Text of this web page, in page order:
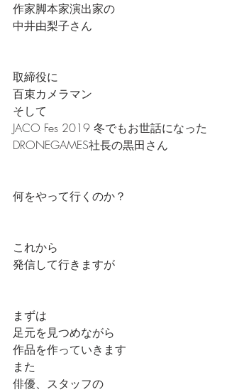
作家脚本家演出家の
中井由梨子さん
取締役に
百束カメラマン
そして
JACO Fes 2019 冬でもお世話になった
DRONEGAMES社長の黒田さん
何をやって行くのか？
これから
発信して行きますが
まずは
足元を見つめながら
作品を作っていきます
また
俳優、スタッフの